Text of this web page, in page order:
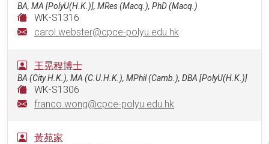
BA, MA [PolyU(H.K.)], MRes (Macq.), PhD (Macq.)
WK-S1316
carol.webster@cpce-polyu.edu.hk
王晃程博士
BA (City H.K.), MA (C.U.H.K.), MPhil (Camb.), DBA [PolyU(H.K.)]
WK-S1306
franco.wong@cpce-polyu.edu.hk
黃苑家